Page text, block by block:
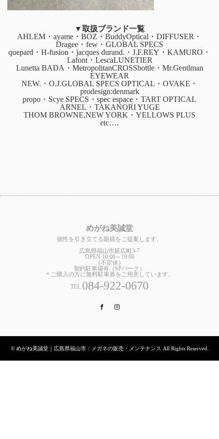
▼取扱ブランド一覧
AHLEM・ayame・BOZ・BuddyOptical・DIFFUSER・
Dragee・few・GLOBAL SPECS
quepard・H-fusion・jacques durand.・J.F.REY・KAMURO・
Lafont・LescaLUNETIER
Lunetta BADA・MetropolitanCROSSbottle・Mr.Gentlman
EYEWEAR
NEW.・O.J.GLOBAL SPECS OPTICAL・OVAKE・
prodesign:denmark
propo・Scye SPECS・spec espace・TART OPTICAL
ARNEL・TAKANORI YUGE
THOM BROWNE.NEW YORK・YELLOWS PLUS
etc….
めがね美誠堂
個性を引き立てる眼鏡をご提案します。
広島県福山市延広町3-7
OPEN 10:00～19:00
（不定休）
契約駐車場有（SPパーク）
＊ご購入の方に無料駐車券をご用意しています。
TEL.084-922-0670
Facebook
© めがね美誠堂｜広島県福山市：メガネの販売・メンテナンス All Rights Reserved.